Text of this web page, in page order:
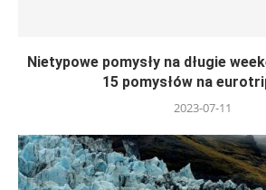
Nietypowe pomysły na długie
15 pomysłów na
2023-07-11